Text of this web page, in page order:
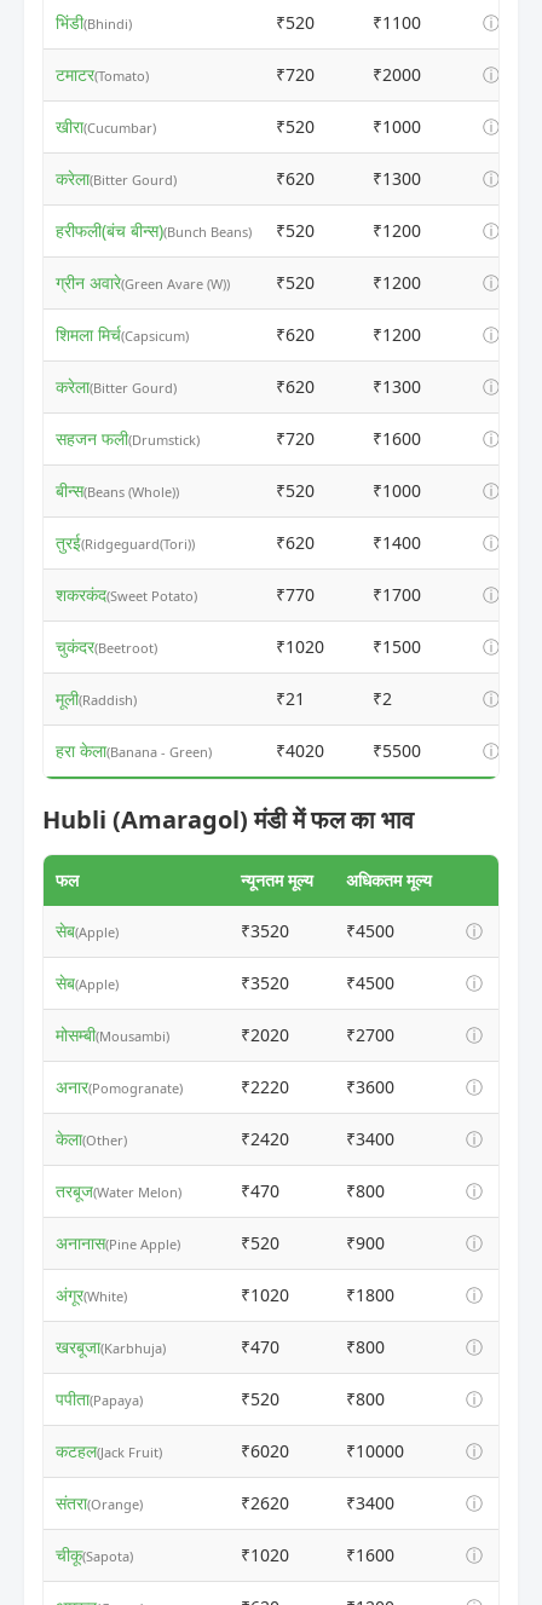
भिंडी(Bhindi) ₹520 ₹1100 ⓘ
टमाटर(Tomato) ₹720 ₹2000 ⓘ
खीरा(Cucumbar) ₹520 ₹1000 ⓘ
करेला(Bitter Gourd) ₹620 ₹1300 ⓘ
हरीफली(बंच बीन्स)(Bunch Beans) ₹520 ₹1200 ⓘ
ग्रीन अवारे(Green Avare (W)) ₹520 ₹1200 ⓘ
शिमला मिर्च(Capsicum) ₹620 ₹1200 ⓘ
करेला(Bitter Gourd) ₹620 ₹1300 ⓘ
सहजन फली(Drumstick) ₹720 ₹1600 ⓘ
बीन्स(Beans (Whole)) ₹520 ₹1000 ⓘ
तुरई(Ridgeguard(Tori)) ₹620 ₹1400 ⓘ
शकरकंद(Sweet Potato) ₹770 ₹1700 ⓘ
चुकंदर(Beetroot) ₹1020 ₹1500 ⓘ
मूली(Raddish) ₹21 ₹2 ⓘ
हरा केला(Banana - Green) ₹4020 ₹5500 ⓘ
Hubli (Amaragol) मंडी में फल का भाव
फल न्यूनतम मूल्य अधिकतम मूल्य
सेब(Apple) ₹3520 ₹4500 ⓘ
सेब(Apple) ₹3520 ₹4500 ⓘ
मोसम्बी(Mousambi) ₹2020 ₹2700 ⓘ
अनार(Pomogranate) ₹2220 ₹3600 ⓘ
केला(Other) ₹2420 ₹3400 ⓘ
तरबूज(Water Melon) ₹470 ₹800 ⓘ
अनानास(Pine Apple) ₹520 ₹900 ⓘ
अंगूर(White) ₹1020 ₹1800 ⓘ
खरबूजा(Karbhuja) ₹470 ₹800 ⓘ
पपीता(Papaya) ₹520 ₹800 ⓘ
कटहल(Jack Fruit) ₹6020 ₹10000 ⓘ
संतरा(Orange) ₹2620 ₹3400 ⓘ
चीकू(Sapota) ₹1020 ₹1600 ⓘ